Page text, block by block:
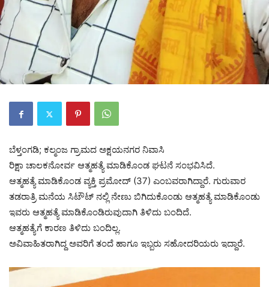
ಬೆಳ್ತಂಗಡಿ; ಕಲ್ಮಂಜ ಗ್ರಾಮದ ಅಕ್ಷಯನಗರ ನಿವಾಸಿ
ರಿಕ್ಷಾ ಚಾಲಕನೋರ್ವ ಆತ್ಮಹತ್ಯೆ ಮಾಡಿಕೊಂಡ ಘಟನೆ ಸಂಭವಿಸಿದೆ.
ಆತ್ಮಹತ್ಯೆ ಮಾಡಿಕೊಂಡ ವ್ಯಕ್ತಿ ಪ್ರಮೋದ್ (37) ಎಂಬವರಾಗಿದ್ದಾರೆ. ಗುರುವಾರ
ತಡರಾತ್ರಿ ಮನೆಯ ಸಿಟೌಟ್ ನಲ್ಲಿ ನೇಣು ಬಿಗಿದುಕೊಂಡು ಆತ್ಮಹತ್ಯೆ ಮಾಡಿಕೊಂಡು
ಇವರು ಆತ್ಮಹತ್ಯೆ ಮಾಡಿಕೊಂಡಿರುವುದಾಗಿ ತಿಳಿದು ಬಂದಿದೆ.
ಆತ್ಮಹತ್ಯೆಗೆ ಕಾರಣ ತಿಳಿದು ಬಂದಿಲ್ಲ.
ಅವಿವಾಹಿತರಾಗಿದ್ದ ಅವರಿಗೆ ತಂದೆ ಹಾಗೂ ಇಬ್ಬರು ಸಹೋದರಿಯರು ಇದ್ದಾರೆ.